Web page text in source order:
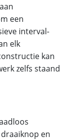
een
interval-
elk
kan
zelfs staand
en